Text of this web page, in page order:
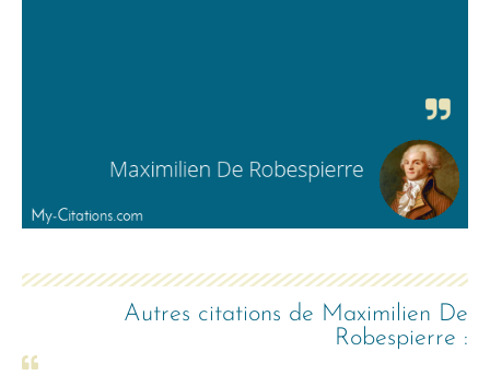
Autres citations de Maximilien De
Robespierre :